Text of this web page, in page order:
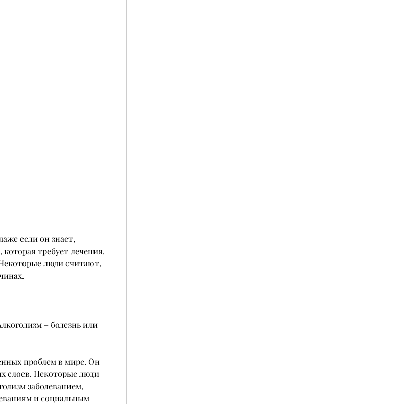
требует лечения.
люди считают,
– болезнь или
проблем в мире. Он
слоев. Некоторые люди
заболеванием,
и социальным